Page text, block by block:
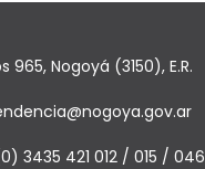
965, Nogoyá (3150), E.R.
3435 421 012 / 015 / 046